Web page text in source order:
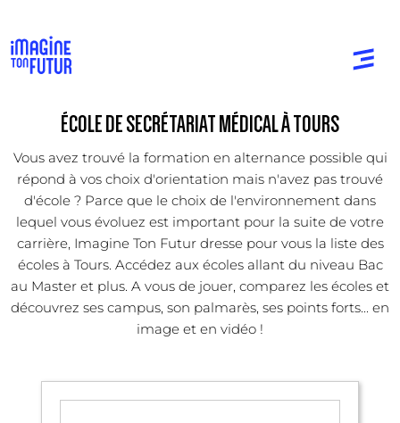
ÉCOLE DE SECRÉTARIAT MÉDICAL À TOURS
Vous avez trouvé la formation en alternance possible qui
répond à vos choix d'orientation mais n'avez pas trouvé
d'école ? Parce que le choix de l'environnement dans
lequel vous évoluez est important pour la suite de votre
carrière, Imagine Ton Futur dresse pour vous la liste des
écoles à Tours. Accédez aux écoles allant du niveau Bac
au Master et plus. A vous de jouer, comparez les écoles et
découvrez ses campus, son palmarès, ses points forts... en
image et en vidéo !